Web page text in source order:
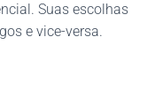
Suas escolhas
e vice-versa.